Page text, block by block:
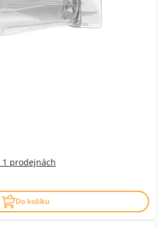
1 prodejnách
Do košíku